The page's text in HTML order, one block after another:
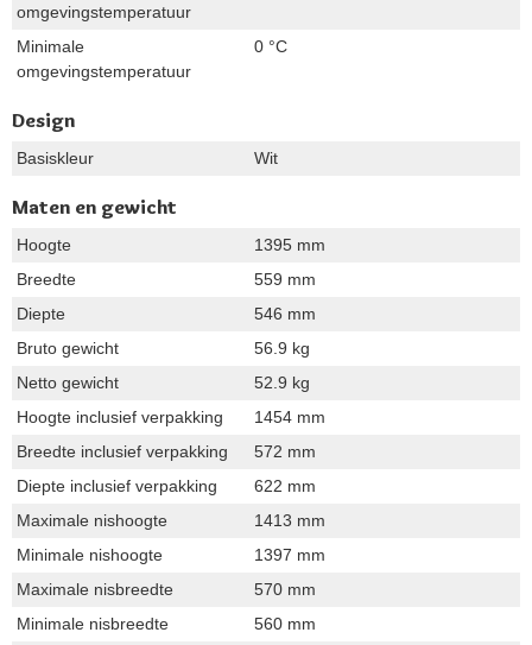
omgevingstemperatuur
Minimale
omgevingstemperatuur
0 °C
Design
Basiskleur Wit
Maten en gewicht
Hoogte
1395 mm
Breedte
559 mm
Diepte
546 mm
Bruto gewicht
56.9 kg
Netto gewicht
52.9 kg
Hoogte inclusief verpakking
1454 mm
Breedte inclusief verpakking
572 mm
Diepte inclusief verpakking
622 mm
Maximale nishoogte
1413 mm
Minimale nishoogte
1397 mm
Maximale nisbreedte
570 mm
Minimale nisbreedte
560 mm